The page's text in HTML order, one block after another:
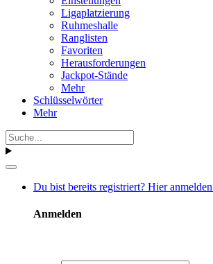
Ligaplatzierung
Ruhmeshalle
Ranglisten
Favoriten
Herausforderungen
Jackpot-Stände
Mehr
Schlüsselwörter
Mehr
Du bist bereits registriert? Hier anmelden
Anmelden